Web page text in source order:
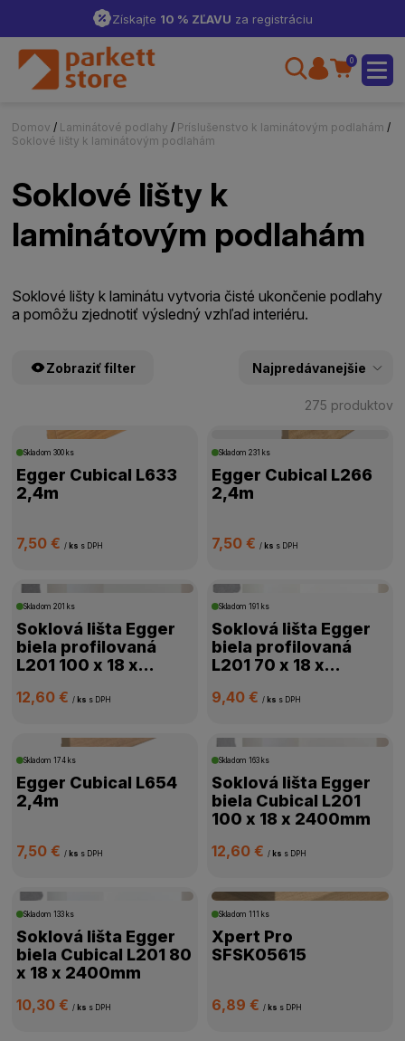
Získajte 10 % ZĽAVU za registráciu
0
Domov / Laminátové podlahy / Príslušenstvo k laminátovým podlahám /
Soklové lišty k laminátovým podlahám
Soklové lišty k
laminátovým podlahám
Soklové lišty k laminátu vytvoria čisté ukončenie podlahy
a pomôžu zjednotiť výsledný vzhľad interiéru.
Zobraziť filter
275 produktov
CENA
VÝROBCA
ROZMER
VÝŠKA LIŠTY
HRÚBKA LIŠTY
SPÔSOB MONTÁŽE
ROZMER LIŠTY
DOSTUPNOSŤ
Skladom300 ks
Egger Cubical L633
2,4m
7,50 €/ ks s DPH
Skladom 231 ks
Egger Cubical L266
2,4m
7,50 € / ks s DPH
Skladom201 ks
Soklová lišta Egger
biela profilovaná
L201 100 x 18 x
12,60 €/ ks s DPH
Skladom 191 ks
Soklová lišta Egger
biela profilovaná
L201 70 x 18 x
9,40 € / ks s DPH
Skladom174 ks
Egger Cubical L654
2,4m
7,50 €/ ks s DPH
Skladom 163 ks
Soklová lišta Egger
biela Cubical L201
100 x 18 x 2400mm
12,60 € / ks s DPH
Skladom133 ks
Soklová lišta Egger
biela Cubical L201 80
x 18 x 2400mm
10,30 €/ ks s DPH
Skladom 111 ks
Xpert Pro
SFSK05615
6,89 € / ks s DPH